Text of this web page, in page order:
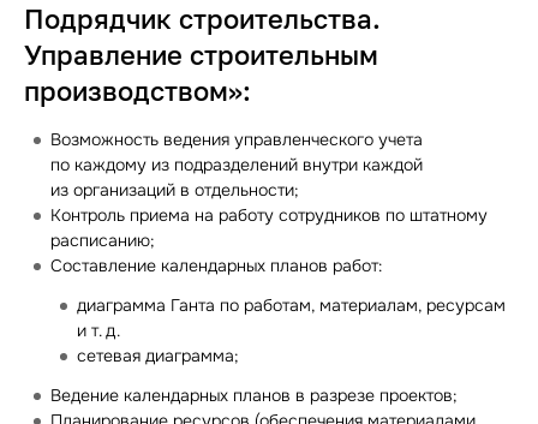
Подрядчик строительства.
Управление строительным
производством»:
Возможность ведения управленческого учета
по каждому из подразделений внутри каждой
из организаций в отдельности;
Контроль приема на работу сотрудников по штатному
расписанию;
Составление календарных планов работ:
диаграмма Ганта по работам, материалам, ресурсам
и т. д.
сетевая диаграмма;
Ведение календарных планов в разрезе проектов;